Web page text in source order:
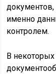
именно
контролем.
В некоторых